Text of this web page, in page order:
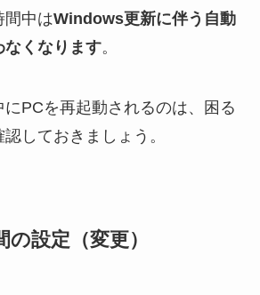
間中はWindows更新に伴う自動
なくなります。
PCを再起動されるのは、困る
しておきましょう。
設定（変更）